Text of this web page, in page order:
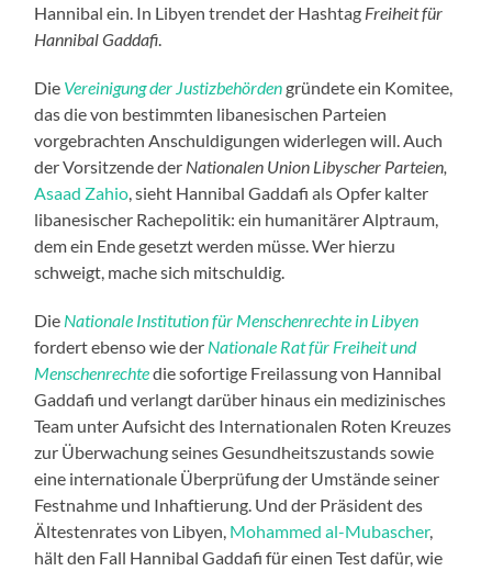
Hannibal ein. In Libyen trendet der Hashtag Freiheit für
Hannibal Gaddafi
Die Vereinigung der Justizbehördengründete ein Komitee,
das die von bestimmten libanesischen Parteien
vorgebrachten Anschuldigungen widerlegen will. Auch
der Vorsitzende der Nationalen Union Libyscher Parteien,
Asaad Zahio , sieht Hannibal Gaddafi als Opfer kalter
libanesischer Rachepolitik: ein humanitärer Alptraum,
dem ein Ende gesetzt werden müsse. Wer hierzu
schweigt, mache sich mitschuldig.
Die Nationale Institution für Menschenrechte in Libyen
fordert ebenso wie der Nationale Rat für Freiheit und
Menschenrechtedie sofortige Freilassung von Hannibal
Gaddafi und verlangt darüber hinaus ein medizinisches
Team unter Aufsicht des Internationalen Roten Kreuzes
zur Überwachung seines Gesundheitszustands sowie
eine internationale Überprüfung der Umstände seiner
Festnahme und Inhaftierung. Und der Präsident des
Ältestenrates von Libyen, Mohammed al-Mubascher,
hält den Fall Hannibal Gaddafi für einen Test dafür, wie